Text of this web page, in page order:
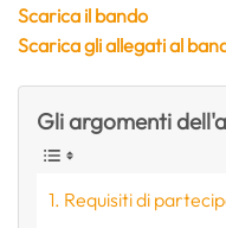
Scarica il bando
Scarica gli allegati al
Gli argomenti
Requisiti di